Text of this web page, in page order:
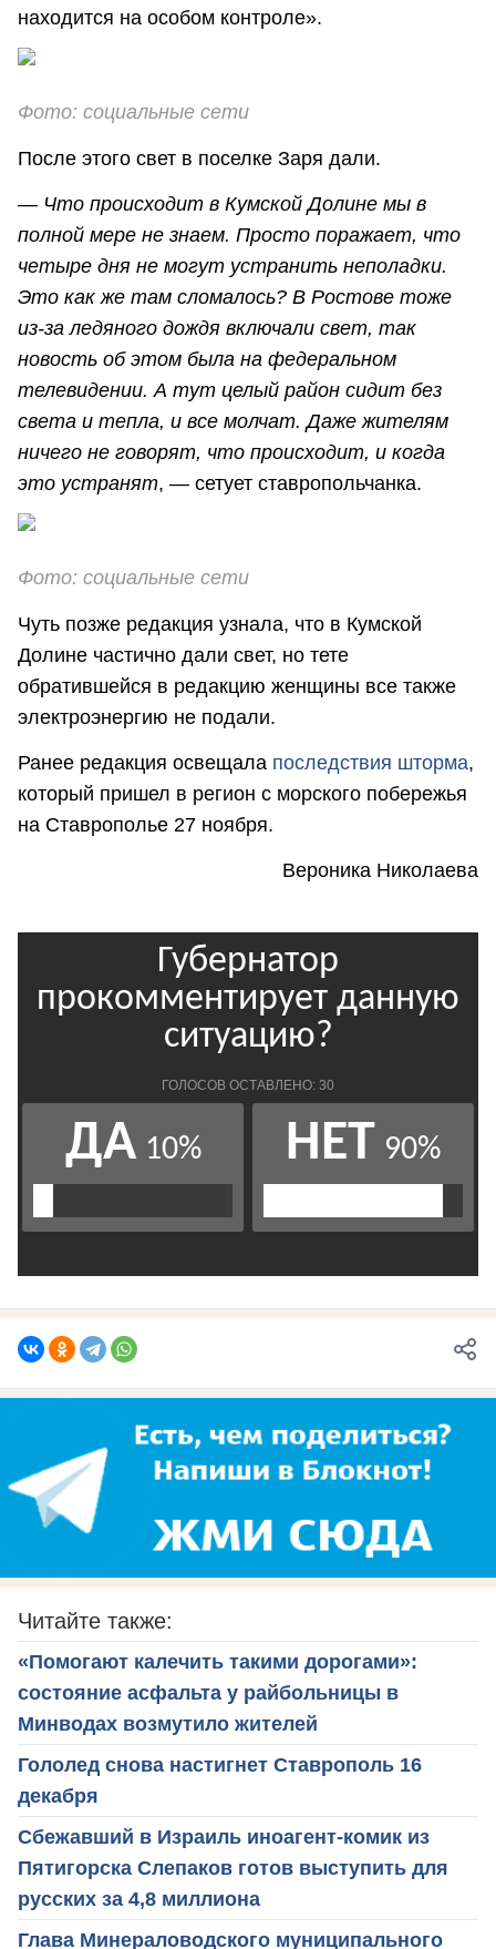
находится на особом контроле».
Фото: социальные сети
После этого свет в поселке Заря дали.
— Что происходит в Кумской Долине мы в
полной мере не знаем. Просто поражает, что
четыре дня не могут устранить неполадки.
Это как же там сломалось? В Ростове тоже
из-за ледяного дождя включали свет, так
новость об этом была на федеральном
телевидении. А тут целый район сидит без
света и тепла, и все молчат. Даже жителям
ничего не говорят, что происходит, и когда
это устранят, — сетует ставропольчанка.
Фото: социальные сети
Чуть позже редакция узнала, что в Кумской
Долине частично дали свет, но тете
обратившейся в редакцию женщины все также
электроэнергию не подали.
Ранее редакция освещала последствия шторма,
который пришел в регион с морского побережья
на Ставрополье 27 ноября.
Вероника Николаева
Читайте также:
«Помогают калечить такими дорогами»:
состояние асфальта у райбольницы в
Минводах возмутило жителей
Гололед снова настигнет Ставрополь 16
декабря
Сбежавший в Израиль иноагент-комик из
Пятигорска Слепаков готов выступить для
русских за 4,8 миллиона
Глава Минераловодского муниципального